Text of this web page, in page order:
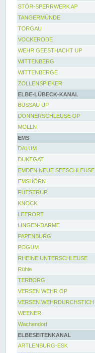
STÖR-SPERRWERK AP
TANGERMÜNDE
TORGAU
VOCKERODE
WEHR GEESTHACHT UP
WITTENBERG
WITTENBERGE
ZOLLENSPIEKER
ELBE-LÜBECK-KANAL
BÜSSAU UP
DONNERSCHLEUSE OP
MÖLLN
EMS
DALUM
DUKEGAT
EMDEN NEUE SEESCHLEUSE
EMSHÖRN
FUESTRUP
KNOCK
LEERORT
LINGEN-DARME
PAPENBURG
POGUM
RHEINE UNTERSCHLEUSE
Rühle
TERBORG
VERSEN WEHR OP
VERSEN WEHRDURCHSTICH
WEENER
Wachendorf
ELBESEITENKANAL
ARTLENBURG-ESK